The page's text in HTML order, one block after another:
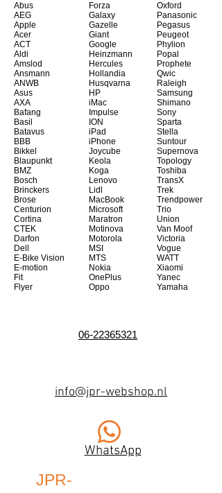
Abus
AEG
Apple
Acer
ACT
Aldi
Amslod
Ansmann
ANWB
Asus
AXA
Bafang
Basil
Batavus
BBB
Bikkel
Blaupunkt
BMZ
Bosch
Brinckers
Brose
Centurion
Cortina
CTEK
Darfon
Dell
E-Bike Vision
E-motion
Fit
Flyer
Forza
Galaxy
Gazelle
Giant
Google
Heinzmann
Hercules
Hollandia
Husqvarna
HP
iMac
Impulse
ION
iPad
iPhone
Joycube
Keola
Koga
Lenovo
Lidl
MacBook
Microsoft
Maratron
Motinova
Motorola
MSI
MTS
Nokia
OnePlus
Oppo
Oxford
Panasonic
Pegasus
Peugeot
Phylion
Popal
Prophete
Qwic
Raleigh
Samsung
Shimano
Sony
Sparta
Stella
Suntour
Supernova
Topology
Toshiba
TransX
Trek
Trendpower
Trio
Union
Van Moof
Victoria
Vogue
WATT
Xiaomi
Yanec
Yamaha
06-22365321
info@jpr-webshop.nl
WhatsApp
JPR-